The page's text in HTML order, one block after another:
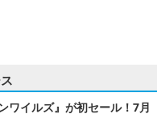
ワイルズ』が初セール！7月